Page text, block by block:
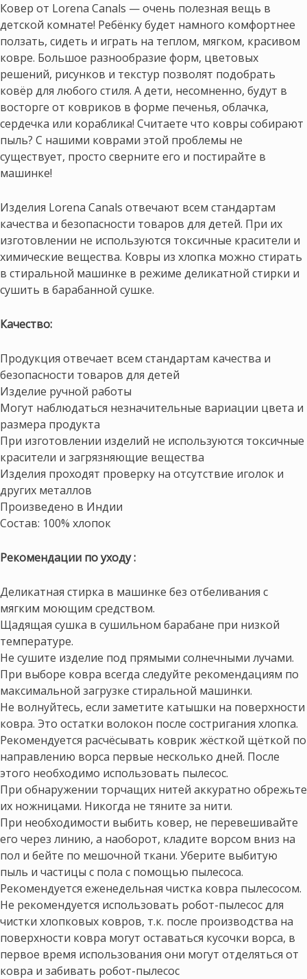
Ковер от Lorena Canals — очень полезная вещь в
детской комнате! Ребёнку будет намного комфортнее
ползать, сидеть и играть на теплом, мягком, красивом
ковре. Большое разнообразие форм, цветовых
решений, рисунков и текстур позволят подобрать
ковёр для любого стиля. А дети, несомненно, будут в
восторге от ковриков в форме печенья, облачка,
сердечка или кораблика! Считаете что ковры собирают
пыль? С нашими коврами этой проблемы не
существует, просто сверните его и постирайте в
машинке!
Изделия Lorena Canals отвечают всем стандартам
качества и безопасности товаров для детей. При их
изготовлении не используются токсичные красители и
химические вещества. Ковры из хлопка можно стирать
в стиральной машинке в режиме деликатной стирки и
сушить в барабанной сушке.
Качество:
Продукция отвечает всем стандартам качества и
безопасности товаров для детей
Изделие ручной работы
Могут наблюдаться незначительные вариации цвета и
размера продукта
При изготовлении изделий не используются токсичные
красители и загрязняющие вещества
Изделия проходят проверку на отсутствие иголок и
других металлов
Произведено в Индии
Состав: 100% хлопок
Рекомендации по уходу :
Деликатная стирка в машинке без отбеливания с
мягким моющим средством.
Щадящая сушка в сушильном барабане при низкой
температуре.
Не сушите изделие под прямыми солнечными лучами.
При выборе ковра всегда следуйте рекомендациям по
максимальной загрузке стиральной машинки.
Не волнуйтесь, если заметите катышки на поверхности
ковра. Это остатки волокон после состригания хлопка.
Рекомендуется расчёсывать коврик жёсткой щёткой по
направлению ворса первые несколько дней. После
этого необходимо использовать пылесос.
При обнаружении торчащих нитей аккуратно обрежьте
их ножницами. Никогда не тяните за нити.
При необходимости выбить ковер, не перевешивайте
его через линию, а наоборот, кладите ворсом вниз на
пол и бейте по мешочной ткани. Уберите выбитую
пыль и частицы с пола с помощью пылесоса.
Рекомендуется еженедельная чистка ковра пылесосом.
Не рекомендуется использовать робот-пылесос для
чистки хлопковых ковров, т.к. после производства на
поверхности ковра могут оставаться кусочки ворса, в
первое время использования они могут отделяться от
ковра и забивать робот-пылесос